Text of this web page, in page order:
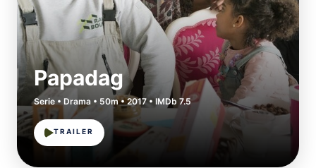
Papadag
Serie • Drama • 50m • 2017 • IMDb 7.5
TRAILER